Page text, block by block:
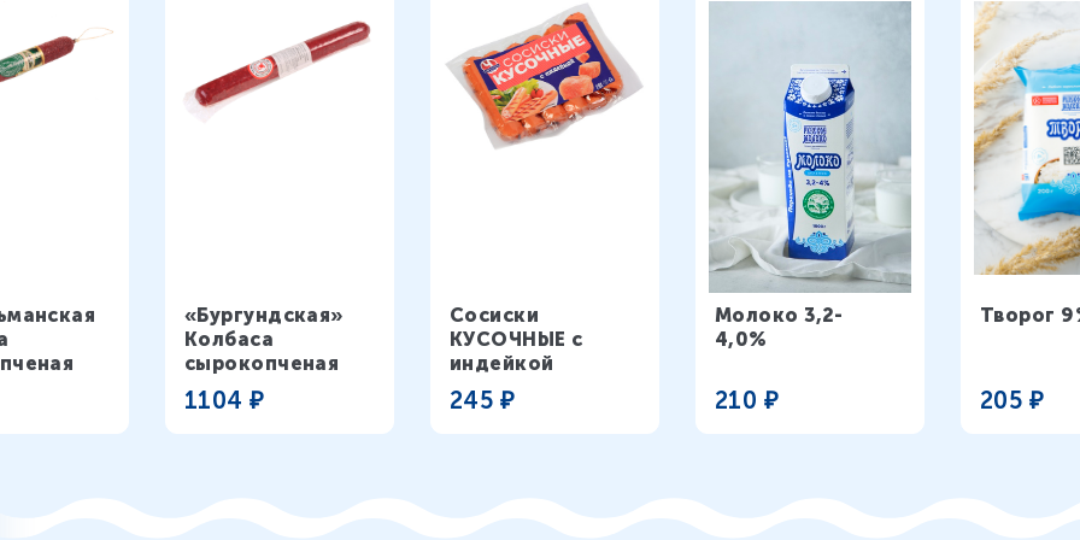
«Бургундская»
Колбаса
сырокопченая
1104₽
Сосиски
КУСОЧНЫЕ с
индейкой
245 ₽
Молоко 3,2-
4,0%
210 ₽
Творог
205 ₽